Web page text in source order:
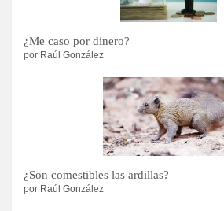
¿Me caso por dinero?
por Raúl González
¿Son comestibles las ardillas?
por Raúl González